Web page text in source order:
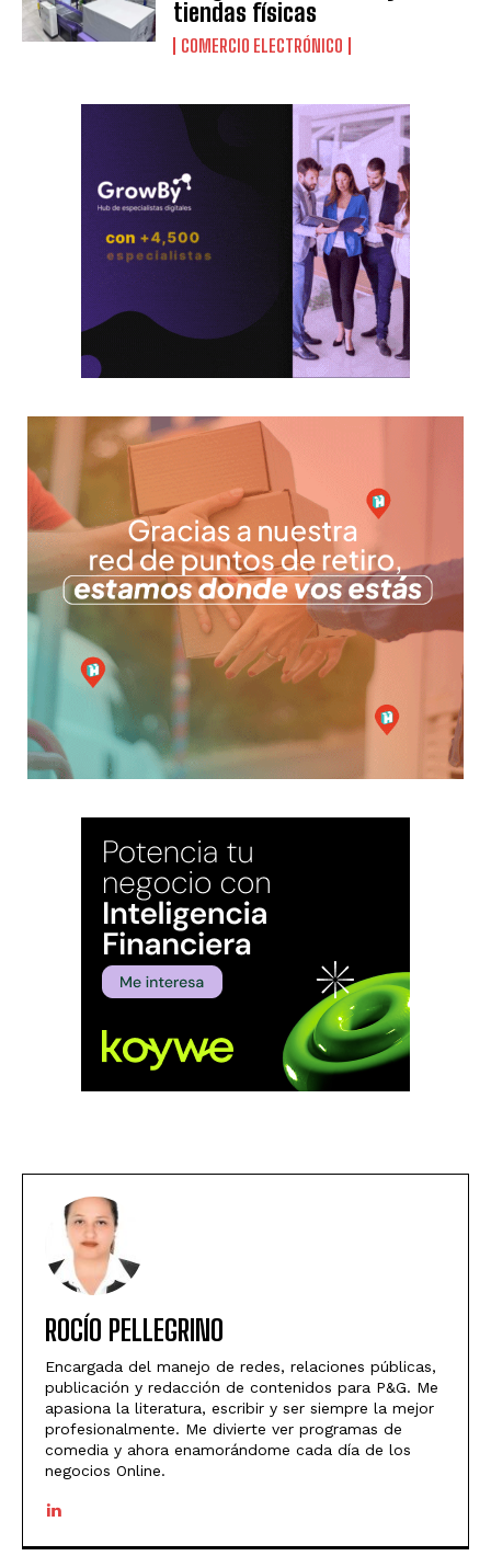
tiendas físicas
COMERCIO ELECTRÓNICO
ROCÍO PELLEGRINO
Encargada del manejo de redes, relaciones públicas,
publicación y redacción de contenidos para P&G. Me
apasiona la literatura, escribir y ser siempre la mejor
profesionalmente. Me divierte ver programas de
comedia y ahora enamorándome cada día de los
negocios Online.